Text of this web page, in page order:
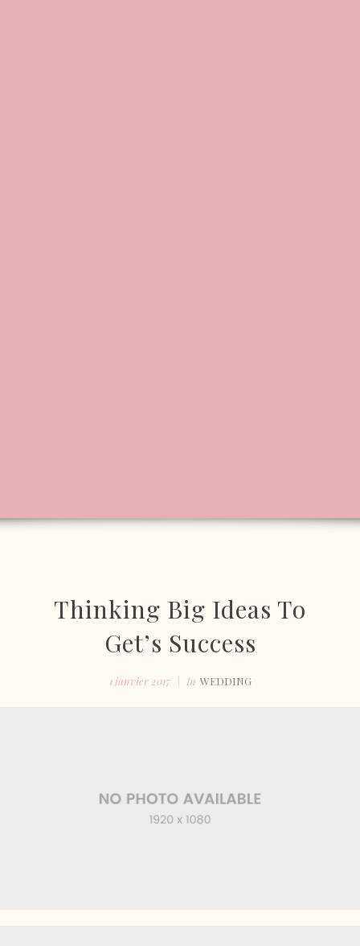
Thinking Big Ideas To
Get’s Success
1 janvier 2017 In WEDDING